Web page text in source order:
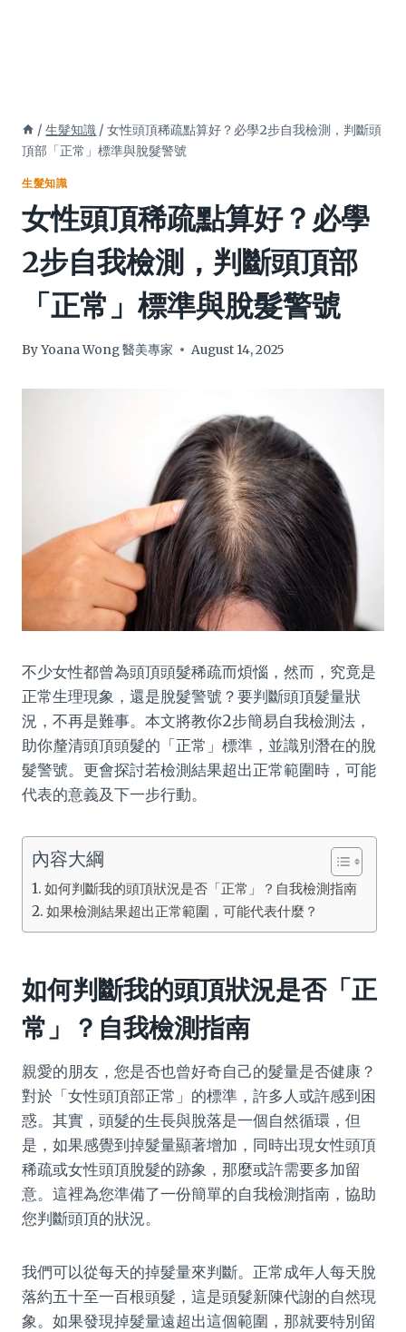
/ 生髮知識 / 女性頭頂稀疏點算好？必學2步自我檢測，判斷頭
頂部「正常」標準與脫髮警號
生髮知識
女性頭頂稀疏點算好？必學
2步自我檢測，判斷頭頂部
「正常」標準與脫髮警號
ByYoana Wong 醫美專家 August 14, 2025
不少女性都曾為頭頂頭髮稀疏而煩惱，然而，究竟是
正常生理現象，還是脫髮警號？要判斷頭頂髮量狀
況，不再是難事。本文將教你2步簡易自我檢測法，
助你釐清頭頂頭髮的「正常」標準，並識別潛在的脫
髮警號。更會探討若檢測結果超出正常範圍時，可能
代表的意義及下一步行動。
內容大綱
如何判斷我的頭頂狀況是否「正常」？自我檢測指南
如果檢測結果超出正常範圍，可能代表什麼？
如何判斷我的頭頂狀況是否「正
常」？自我檢測指南
親愛的朋友，您是否也曾好奇自己的髮量是否健康？
對於「女性頭頂部正常」的標準，許多人或許感到困
惑。其實，頭髮的生長與脫落是一個自然循環，但
是，如果感覺到掉髮量顯著增加，同時出現女性頭頂
稀疏或女性頭頂脫髮的跡象，那麼或許需要多加留
意。這裡為您準備了一份簡單的自我檢測指南，協助
您判斷頭頂的狀況。
我們可以從每天的掉髮量來判斷。正常成年人每天脫
落約五十至一百根頭髮，這是頭髮新陳代謝的自然現
象。如果發現掉髮量遠超出這個範圍，那就要特別留